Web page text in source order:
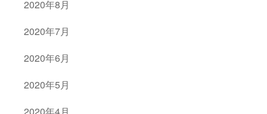
2020年8月
2020年7月
2020年6月
2020年5月